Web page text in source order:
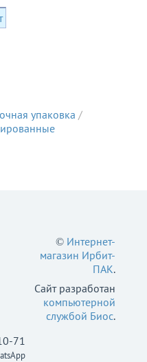
упаковка /
71
© Интернет-
магазин Ирбит-
ПАК.
Сайт разработан
компьютерной
службой Биос.